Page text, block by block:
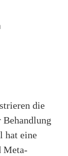
die
hat eine
Meta-